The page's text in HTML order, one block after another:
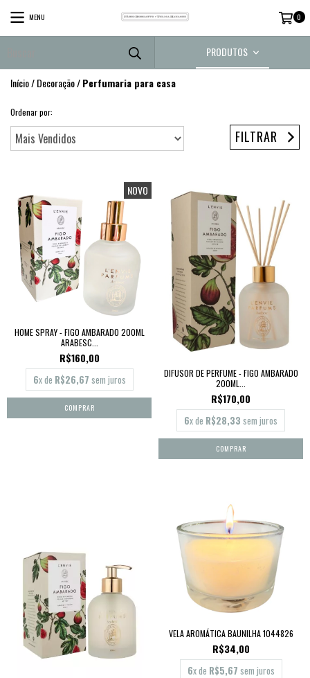
MENU 0
PRODUTOS
Início/Decoração/Perfumaria para casa
Ordenar por:
FILTRAR
NOVO
HOME SPRAY - FIGO AMBARADO 200ML
ARABESC...
R$160,00
6x de R$26,67 sem juros
DIFUSOR DE PERFUME - FIGO AMBARADO
200ML...
R$170,00
6x de R$28,33 sem juros
VELA AROMÁTICA BAUNILHA 1044826
R$34,00
6x de R$5,67 sem juros